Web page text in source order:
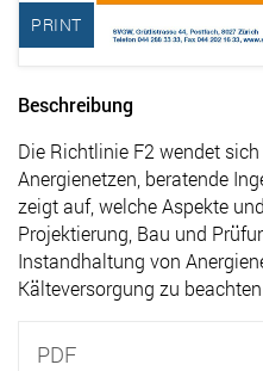
PRINT
Beschreibung
Die Richtlinie F2 wendet
Anergienetzen, beratende
zeigt auf, welche Aspekte
Projektierung, Bau und
Instandhaltung von
Kälteversorgung zu
PDF